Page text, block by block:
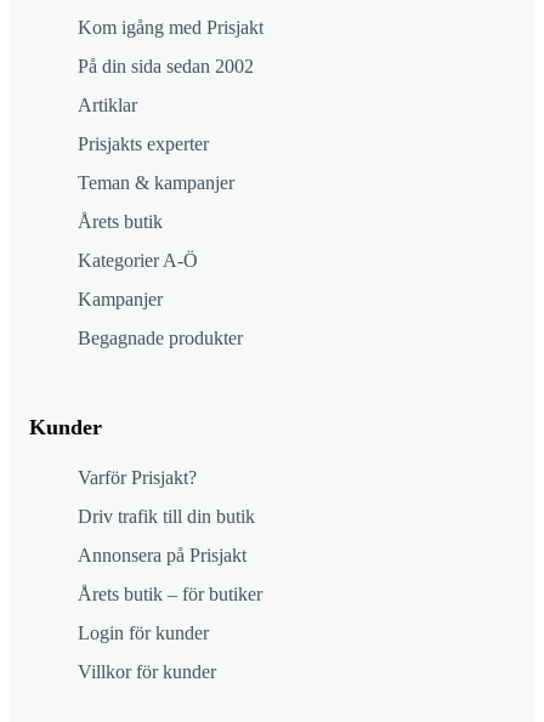
Kom igång med Prisjakt
På din sida sedan 2002
Artiklar
Prisjakts experter
Teman & kampanjer
Årets butik
Kategorier A-Ö
Kampanjer
Begagnade produkter
Kunder
Varför Prisjakt?
Driv trafik till din butik
Annonsera på Prisjakt
Årets butik – för butiker
Login för kunder
Villkor för kunder